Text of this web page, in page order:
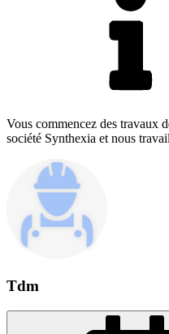
Vous commencez des travaux
société Synthexia et nous
Tdm